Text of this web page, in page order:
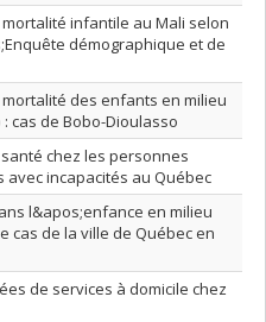
infantile au Mali selon
démographique et de
des enfants en milieu
cas de Bobo-Dioulasso
chez les personnes
avec incapacités au Québec
l&apos;enfance en milieu
cas de la ville de Québec en
de services à domicile chez